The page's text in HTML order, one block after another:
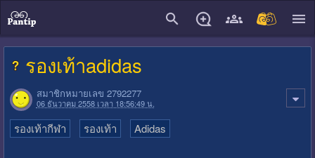
รองเท้าadidas
สมาชิกหมายเลข 2792277
06 ธันวาคม 2558 เวลา 18:56:49 น.
รองเท้ากีฬา รองเท้า Adidas
close